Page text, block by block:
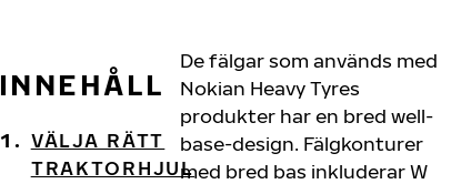
INNEHÅLL
VÄLJA RÄTT
TRAKTORHJUL
De fälgar som används med
Nokian Heavy Tyres
produkter har en bred well-
base-design. Fälgkonturer
med bred bas inkluderar W